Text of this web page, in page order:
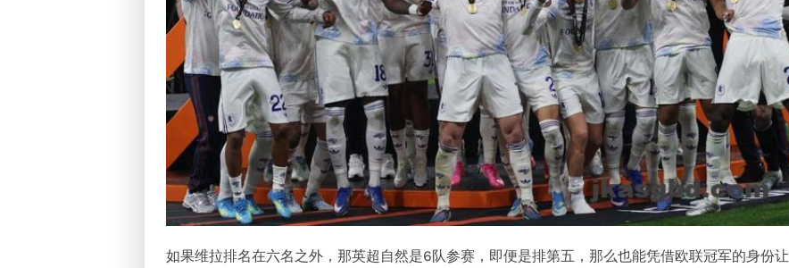
如果维拉排名在六名之外，那英超自然是6队参赛，即便是排第五，那么也能凭借欧联冠军的身份让